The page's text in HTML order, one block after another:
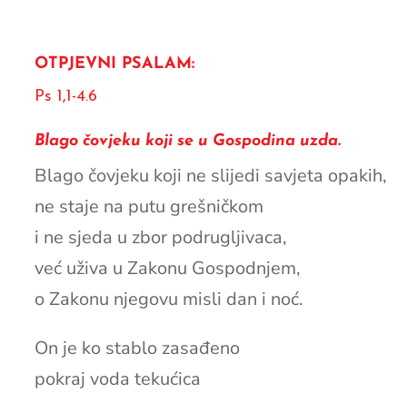
OTPJEVNI PSALAM:
Ps 1,1-4.6
Blago čovjeku koji se u Gospodina uzda.
Blago čovjeku koji ne slijedi savjeta opakih,
ne staje na putu grešničkom
i ne sjeda u zbor podrugljivaca,
već uživa u Zakonu Gospodnjem,
o Zakonu njegovu misli dan i noć.
On je ko stablo zasađeno
pokraj voda tekućica